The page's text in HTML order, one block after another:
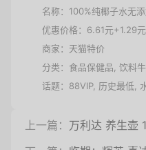
名称： 100%纯椰子水无
优惠价格： 6.61元+1.29
商家： 天猫特价
分类： 食品保健品 饮料
话题： 88VIP, 历史最低
上一篇： 万利达 养生壶